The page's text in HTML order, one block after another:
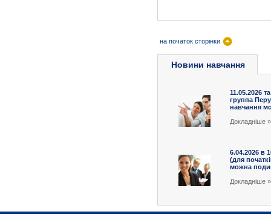
на початок сторінки
Новини навчання
11.05.2026
группа
навчання
Докладніше »
6.04.2026 в
(для
можна
Докладніше »